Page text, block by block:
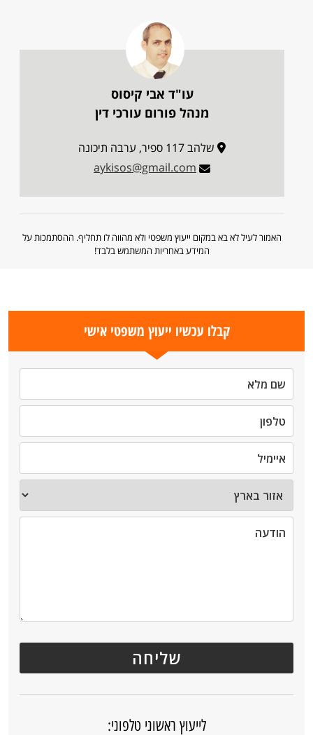
עו"ד אבי קיסוס
מנהל פורום עורכי דין
שלהב 117 ספיר, ערבה תיכונה
aykisos@gmail.com
האמור לעיל לא בא במקום ייעוץ משפטי ולא מהווה לו תחליף. ההסתמכות על
המידע באחריות המשתמש בלבד!
קבלו עכשיו ייעוץ משפטי אישי
לייעוץ ראשוני טלפוני: